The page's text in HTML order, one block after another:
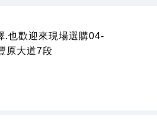
.也歡迎來現場選購04-
原大道7段